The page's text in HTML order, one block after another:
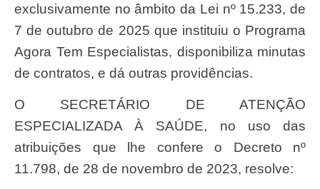
exclusivamente no âmbito da Lei nº 15.233, de
7 de outubro de 2025 que instituiu o Programa
Agora Tem Especialistas, disponibiliza minutas
de contratos, e dá outras providências.
O SECRETÁRIO DE ATENÇÃO
ESPECIALIZADA À SAÚDE, no uso das
atribuições que lhe confere o Decreto nº
11.798, de 28 de novembro de 2023, resolve: